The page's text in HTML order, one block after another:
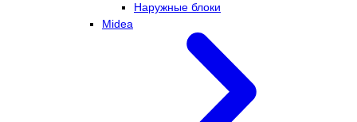
Наружные блоки
Midea